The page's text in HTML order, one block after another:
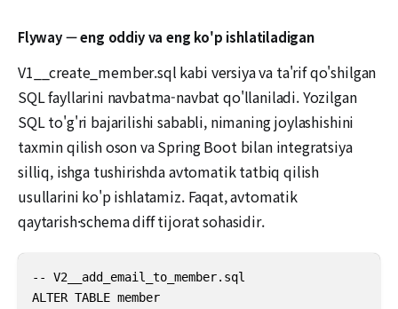
Flyway — eng oddiy va eng ko'p ishlatiladigan
V1__create_member.sql kabi versiya va ta'rif qo'shilgan
SQL fayllarini navbatma-navbat qo'llaniladi. Yozilgan
SQL to'g'ri bajarilishi sababli, nimaning joylashishini
taxmin qilish oson va Spring Boot bilan integratsiya
silliq, ishga tushirishda avtomatik tatbiq qilish
usullarini ko'p ishlatamiz. Faqat, avtomatik
qaytarish·schema diff tijorat sohasidir.
-- V2__add_email_to_member.sql
ALTER TABLE member